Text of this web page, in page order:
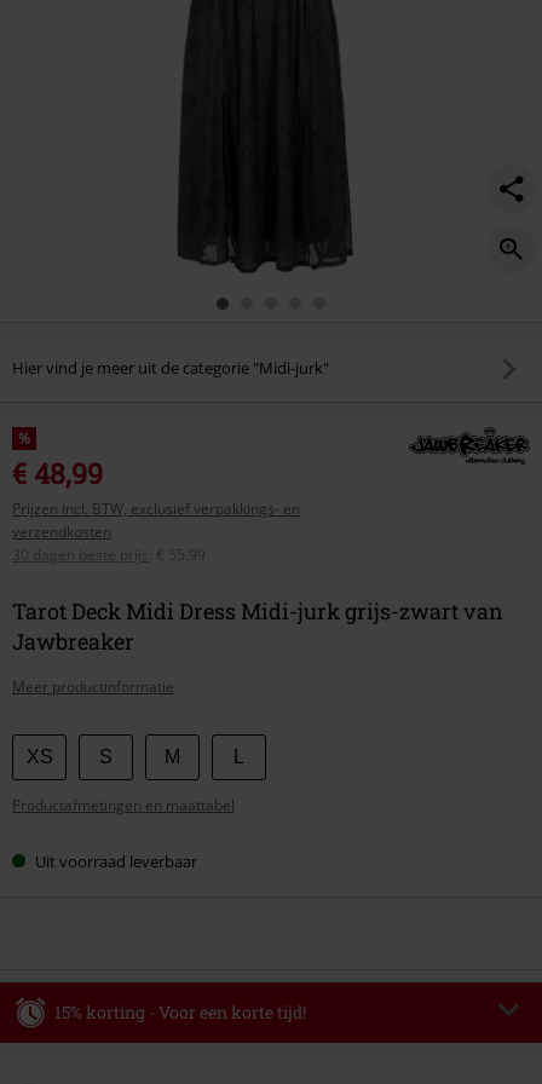
Hier vind je meer uit de categorie "Midi-jurk"
%
€ 48,99
Prijzen incl. BTW, exclusief verpakkings- en
verzendkosten
30 dagen beste prijs
€ 55,99
Tarot Deck Midi Dress Midi-jurk grijs-zwart van
Jawbreaker
Meer productinformatie
Kies
je
maat
XS S M
Productafmetingen en maattabel
Uit voorraad leverbaar
15% korting - Voor een korte tijd!